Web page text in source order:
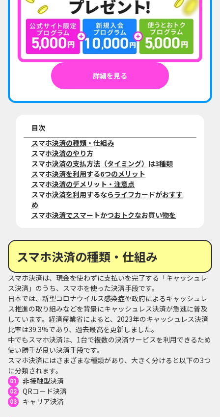
詳細を見る
目次
スマホ決済の種類・仕組み
スマホ決済のやり方
スマホ決済の支払方法（タイミング）は3種類
スマホ決済を利用する6つのメリット
スマホ決済のデメリット・注意点
スマホ決済を利用するならライフカードがおすす
め
スマホ決済でスマートかつおトクなお買い物を
スマホ決済の種類・仕組み
スマホ決済は、現金を使わずに支払いを完了する「キャッシュレ
ス決済」のうち、スマホを使った決済手段です。
日本では、新型コロナウイルス感染症や政府によるキャッシュレ
ス推進の取り組みなどを背景にキャッシュレス決済が急速に普及
しています。経済産業省によると、2023年のキャッシュレス決済
比率は39.3%であり、過去最高を更新しました。
中でもスマホ決済は、1台で複数の決済サービスを利用できるため
使い勝手が良い決済手段です。
スマホ決済にはさまざまな種類があり、大きく分けると以下の3つ
に分類されます。
非接触型決済
QRコード決済
キャリア決済